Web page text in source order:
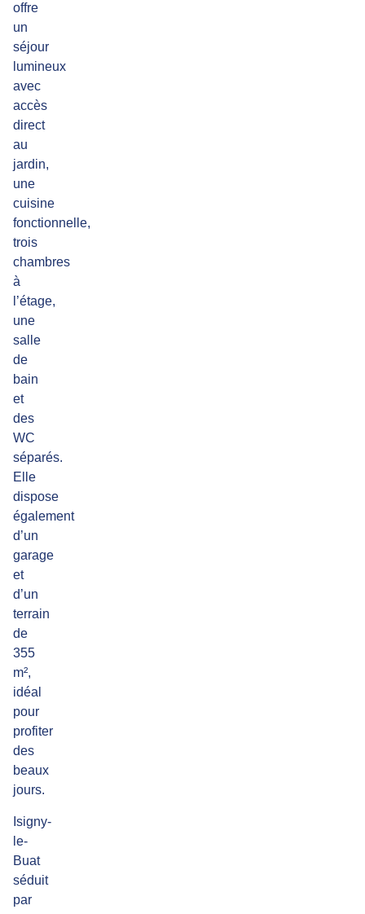
offre
un
séjour
lumineux
avec
accès
direct
au
jardin,
une
cuisine
fonctionnelle,
trois
chambres
à
l’étage,
une
salle
de
bain
et
des
WC
séparés.
Elle
dispose
également
d’un
garage
et
d’un
terrain
de
355
m²,
idéal
pour
profiter
des
beaux
jours.
Isigny-
le-
Buat
séduit
par